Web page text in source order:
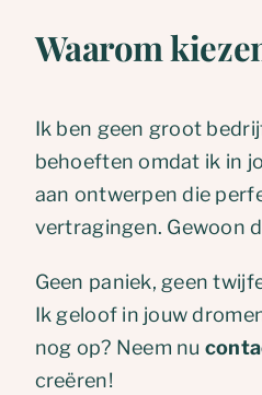
Waarom
Ik ben geen groot
behoeften omdat ik in
aan ontwerpen die
vertragingen. Gewoon
Geen paniek, geen
Ik geloof in jouw
nog op? Neem nu
creëren!